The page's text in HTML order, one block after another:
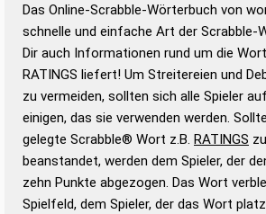
Wortwurzel liefert mit Hilfe eines
Wortanalyse-Algorithmus gute
Wortbedeutung, Worttrennung und
Gültigkeit eines Wortes für das
bestimmen!
zugelassene Turnier
Wörterbücher sind:
Duden –
Duden –
Das Online-Scrabble-Wörterbuch von
schnelle und einfache Art der Scrabble-
Dir auch Informationen rund um die
RATINGS liefert! Um Streitereien und
zu vermeiden, sollten sich alle Spieler
einigen, das sie verwenden werden.
gelegte Scrabble® Wort z.B. RATINGS
beanstandet, werden dem Spieler, der
zehn Punkte abgezogen. Das Wort
Spielfeld, dem Spieler, der das Wort